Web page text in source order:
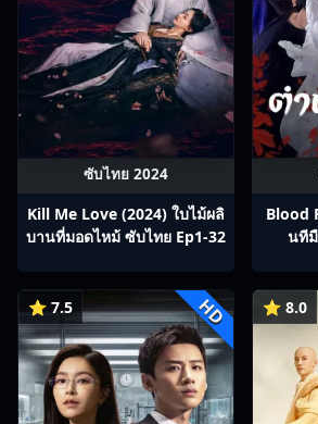
ซับไทย 2024
Kill Me Love (2024) ใบไม้ผลิ
บานที่มอดไหม้ ซับไทย Ep1-32
Blood
นที
⭐ 7.5 HD ⭐ 8.0